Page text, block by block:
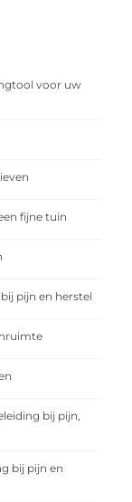
voor uw
fijne tuin
pijn en herstel
bij pijn,
bij pijn en